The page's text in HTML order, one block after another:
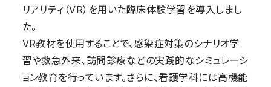
リアリティ（VR）を用いた臨床体験学習を導入しまし
た。
VR教材を使用することで、感染症対策のシナリオ学
習や救急外来、訪問診療などの実践的なシミュレーシ
ョン教育を行っています。さらに、看護学科には高機能